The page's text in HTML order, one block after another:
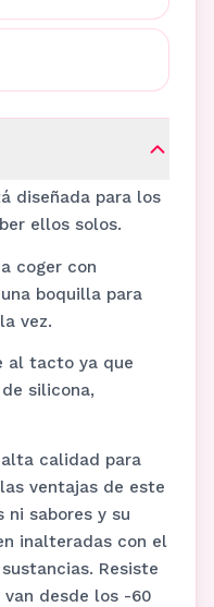
diseñada para los
ellos solos.
coger con
boquilla para
vez.
al tacto ya que
silicona,
calidad para
ventajas de este
ni sabores y su
inalteradas con el
Resiste
desde los -60